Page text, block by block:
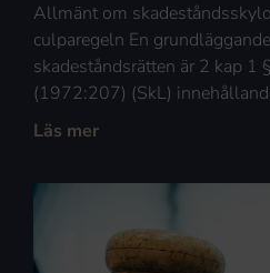
Allmänt om
culparegeln En
skadeståndsrätten är 2 kap 1
(1972:207) (SkL)
Läs mer